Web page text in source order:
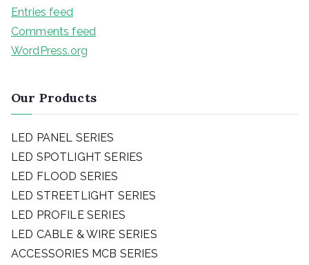
Entries feed
Comments feed
WordPress.org
Our Products
LED PANEL SERIES
LED SPOTLIGHT SERIES
LED FLOOD SERIES
LED STREETLIGHT SERIES
LED PROFILE SERIES
LED CABLE & WIRE SERIES
ACCESSORIES MCB SERIES